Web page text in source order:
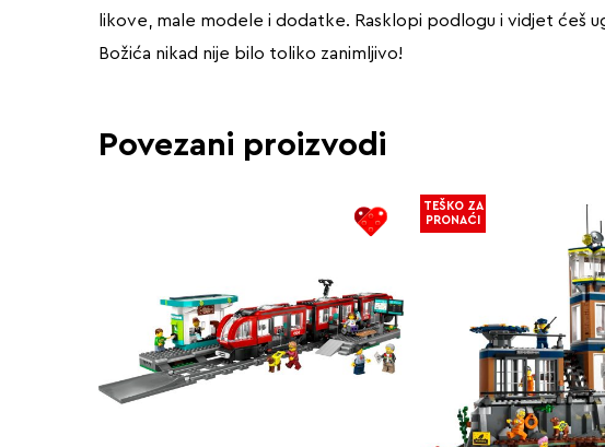
likove, male modele i dodatke. Rasklopi podlogu i vidjet ćeš
Božića nikad nije bilo toliko zanimljivo!
Povezani proizvodi
TEŠKO ZA
PRONAĆI